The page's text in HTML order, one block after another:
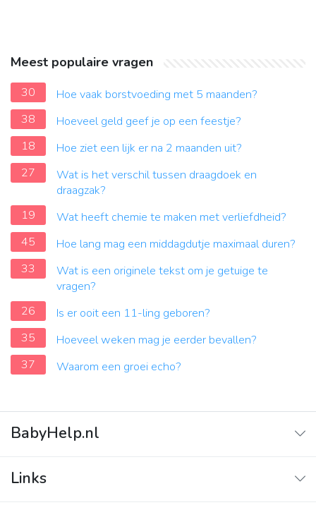
Meest populaire vragen
30
Hoe vaak borstvoeding met 5 maanden?
38
Hoeveel geld geef je op een feestje?
18
Hoe ziet een lijk er na 2 maanden uit?
27
Wat is het verschil tussen draagdoek en
draagzak?
19
Wat heeft chemie te maken met verliefdheid?
45
Hoe lang mag een middagdutje maximaal duren?
33
Wat is een originele tekst om je getuige te
vragen?
26
Is er ooit een 11-ling geboren?
35
Hoeveel weken mag je eerder bevallen?
37
Waarom een groei echo?
BabyHelp.nl
Vraag & Antwoord
Links